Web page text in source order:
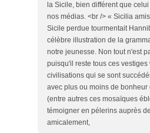
la Sicile, bien différent que
nos médias. <br /> « Sicilia
Sicile perdue tourmentait
célèbre illustration de la
notre jeunesse. Non tout n'est
puisqu'il reste tous ces
civilisations qui se sont
avec plus ou moins de
(entre autres ces mosaïques
témoigner en pélerins auprès
amicalement,